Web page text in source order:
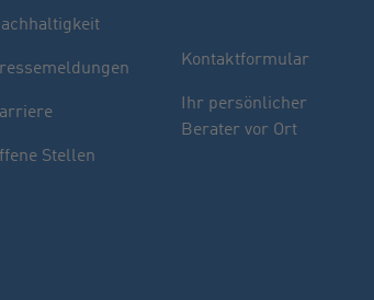
Sie Ihren Berater
noch Fragen oder möchten sich
lassen.
Stellen
Kontaktformular
Ihr persönlicher
Berater vor Ort